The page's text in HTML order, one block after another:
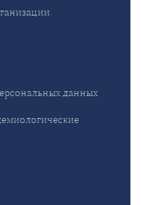
данных